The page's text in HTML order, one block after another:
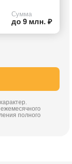
Сумма
до 9 млн. ₽
полного